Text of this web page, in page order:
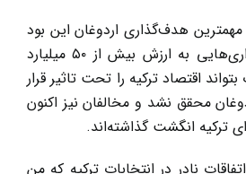
هدف‌گذاری اردوغان این بود
که با جذب سرمایه‌گذاری‌هایی به ارزش بیش از ۵۰ میلیارد
بتواند اقتصاد ترکیه را تحت تاثیر قرار
محقق نشد و مخالفان نیز اکنون
ترکیه انگشت گذاشته‌اند.
نادر در انتخابات ترکیه که من